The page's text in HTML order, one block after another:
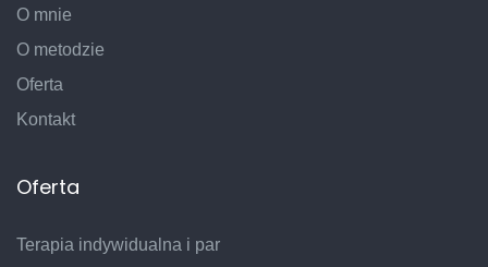
O mnie
O metodzie
Oferta
Kontakt
Oferta
Terapia indywidualna i par